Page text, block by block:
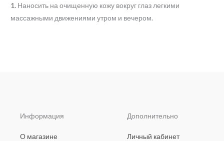
1. Наносить на очищенную кожу вокруг глаз легкими
массажными движениями утром и вечером.
Информация
О магазине
Дополнительно
Личный кабинет